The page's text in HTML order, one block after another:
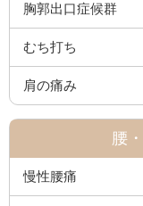
胸郭出口症候群
むち打ち
肩の痛み
腰
慢性腰痛